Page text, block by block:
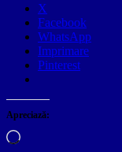
X
Facebook
WhatsApp
Imprimare
Pinterest
Apreciază:
Încarc...